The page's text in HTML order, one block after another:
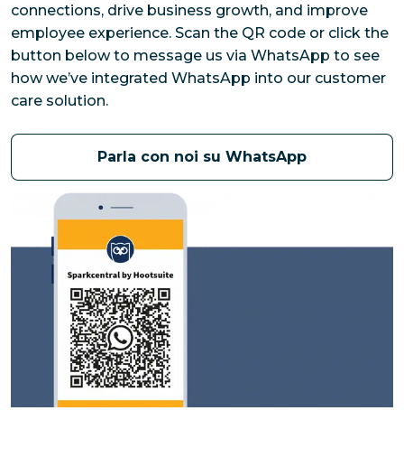
connections, drive business growth, and improve
employee experience. Scan the QR code or click the
button below to message us via WhatsApp to see
how we’ve integrated WhatsApp into our customer
care solution.
Parla con noi su WhatsApp